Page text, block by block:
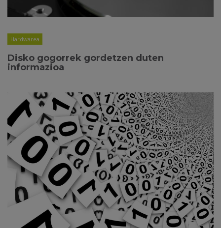
Hardwarea
Disko gogorrek gordetzen duten
informazioa